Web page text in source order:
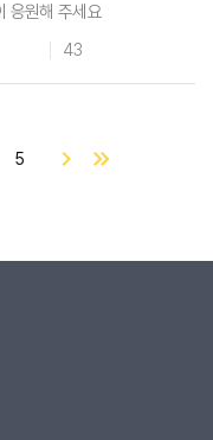
응원해 주세요
43
5